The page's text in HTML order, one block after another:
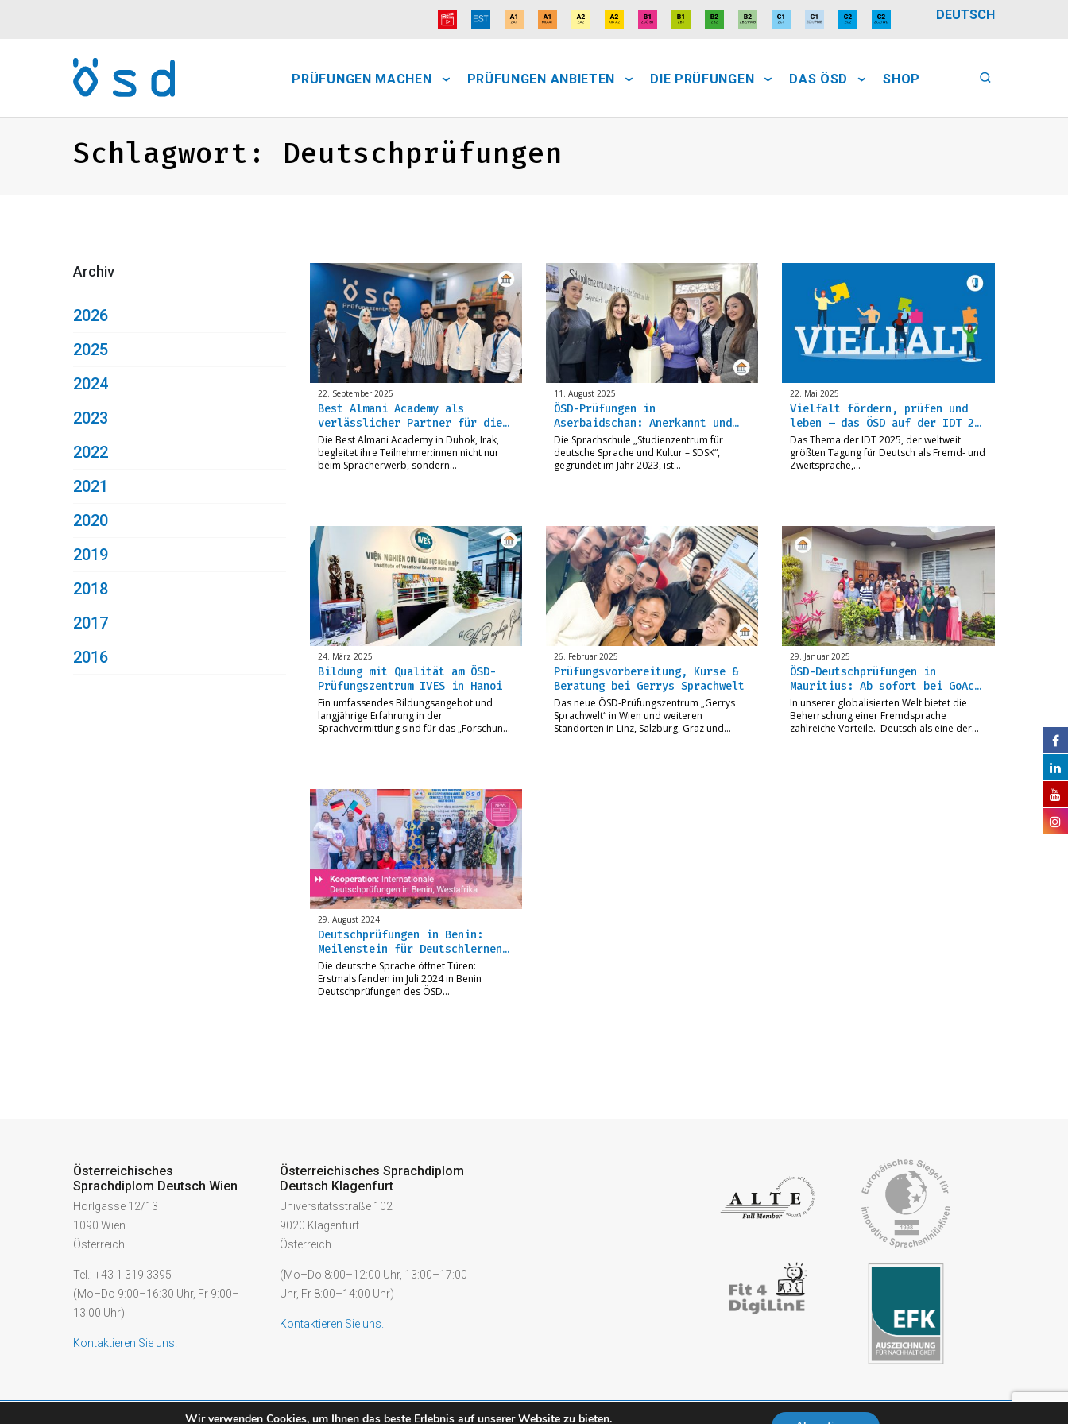
DEUTSCH
PRÜFUNGEN MACHEN PRÜFUNGEN ANBIETEN DIE PRÜFUNGEN DAS ÖSD SHOP
Schlagwort: Deutschprüfungen
Archiv
2026
2025
2024
2023
2022
2021
2020
2019
2018
2017
2016
22. September 2025
Best Almani Academy als
verlässlicher Partner für die…
Die Best Almani Academy in Duhok, Irak,
begleitet ihre Teilnehmer:innen nicht nur
beim Spracherwerb, sondern…
11. August 2025
ÖSD-Prüfungen in
Aserbaidschan: Anerkannt und…
Die Sprachschule „Studienzentrum für
deutsche Sprache und Kultur – SDSK“,
gegründet im Jahr 2023, ist…
22. Mai 2025
Vielfalt fördern, prüfen und
leben – das ÖSD auf der IDT 2…
Das Thema der IDT 2025, der weltweit
größten Tagung für Deutsch als Fremd- und
Zweitsprache,…
24. März 2025
Bildung mit Qualität am ÖSD-
Prüfungszentrum IVES in Hanoi
Ein umfassendes Bildungsangebot und
langjährige Erfahrung in der
Sprachvermittlung sind für das „Forschun…
26. Februar 2025
Prüfungsvorbereitung, Kurse &
Beratung bei Gerrys Sprachwelt
Das neue ÖSD-Prüfungszentrum „Gerrys
Sprachwelt“ in Wien und weiteren
Standorten in Linz, Salzburg, Graz und…
29. Januar 2025
ÖSD-Deutschprüfungen in
Mauritius: Ab sofort bei GoAc…
In unserer globalisierten Welt bietet die
Beherrschung einer Fremdsprache
zahlreiche Vorteile. Deutsch als eine der…
29. August 2024
Deutschprüfungen in Benin:
Meilenstein für Deutschlernen…
Die deutsche Sprache öffnet Türen:
Erstmals fanden im Juli 2024 in Benin
Deutschprüfungen des ÖSD…
Österreichisches
Sprachdiplom Deutsch Wien
Hörlgasse 12/13
1090 Wien
Österreich
Tel.: +43 1 319 3395
(Mo–Do 9:00–16:30 Uhr, Fr 9:00–
13:00 Uhr)
Kontaktieren Sie uns.
Österreichisches Sprachdiplom
Deutsch Klagenfurt
Universitätsstraße 102
9020 Klagenfurt
Österreich
(Mo–Do 8:00–12:00 Uhr, 13:00–17:00
Uhr, Fr 8:00–14:00 Uhr)
Kontaktieren Sie uns.
Wir verwenden Cookies, um Ihnen das beste Erlebnis auf unserer Website zu bieten.